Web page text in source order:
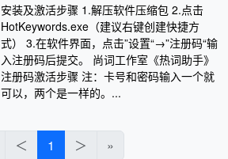
安装及激活步骤 1.解压软件压缩包 2.点击
HotKeywords.exe（建议右键创建快捷方
式） 3.在软件界面，点击”设置“→”注册码“输
入注册码后提交。 尚词工作室《热词助手》
注册码激活步骤 注：卡号和密码输入一个就
可以，两个是一样的。...
＜ 1 ＞ »